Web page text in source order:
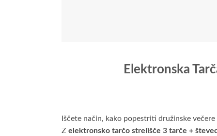
Elektronska
Iščete način, kako popestriti družinske
Z elektronsko tarčo strelišče 3 tarče +